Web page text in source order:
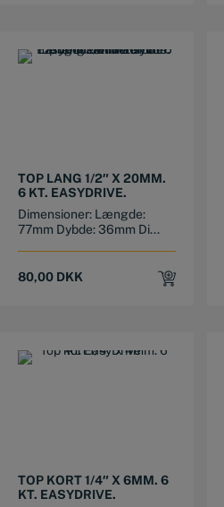
TOP LANG 1/2″ X 20MM.
6 KT. EASYDRIVE.
Dimensioner: Længde:
77mm Dybde: 36mm Di...
80,00 DKK
TOP KORT 1/4″ X 6MM. 6
KT. EASYDRIVE.